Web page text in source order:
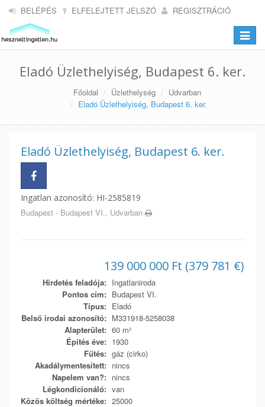
BELÉPÉS ELFELEJTETT JELSZÓ REGISZTRÁCIÓ
Toggle
Eladó Üzlethelyiség, Budapest 6. ker.
Főoldal Üzlethelység
Udvarban
Eladó Üzlethelyiség, Budapest 6. ker.
Eladó Üzlethelyiség, Budapest 6. ker.
Ingatlan azonosító: HI-2585819
Budapest - Budapest VI., Udvarban
139 000 000 Ft (379 781 €)
Hirdetés feladója: Ingatlaniroda
Pontos cím: Budapest VI.
Típus: Eladó
Belső irodai azonosító: M331918-5258038
Alapterület: 60 m²
Építés éve: 1930
Fűtés: gáz (cirko)
Akadálymentesített: nincs
Napelem van?: nincs
Légkondicionáló: van
Közös költség mértéke: 25000